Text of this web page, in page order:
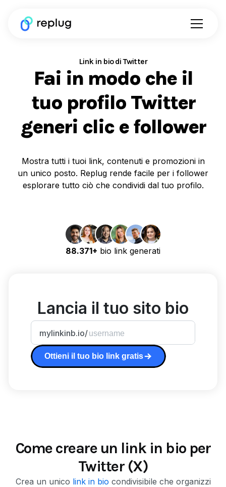
Link in bio di Twitter
Fai in modo che il
tuo profilo Twitter
generi clic e follower
Mostra tutti i tuoi link, contenuti e promozioni in
un unico posto. Replug rende facile per i follower
esplorare tutto ciò che condividi dal tuo profilo.
88.371+ bio link generati
Lancia il tuo sito bio
mylinkinb.io/
Ottieni il tuo bio link gratis
Come creare un link in bio per
Twitter (X)
Crea un unico link in bio condivisibile che organizzi